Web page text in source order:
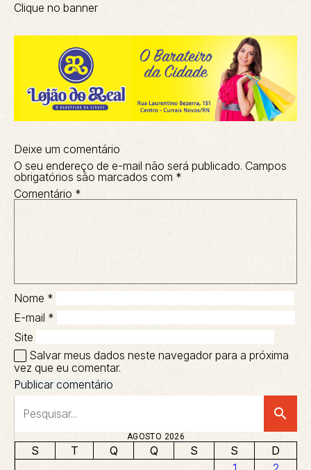
Clique no banner
Deixe um comentário
O seu endereço de e-mail não será publicado. Campos
obrigatórios são marcados com *
Comentário *
Nome *
E-mail *
Site
Salvar meus dados neste navegador para a próxima
vez que eu comentar.
search
AGOSTO 2026
S T Q Q S S
D